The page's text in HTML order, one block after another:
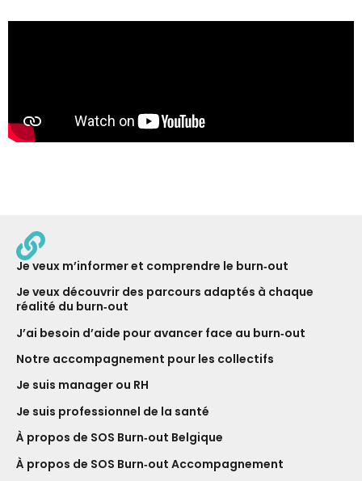
Je veux m’informer et comprendre le burn‑out
Je veux découvrir des parcours adaptés à chaque
réalité du burn‑out
J’ai besoin d’aide pour avancer face au burn‑out
Notre ac­com­pagne­ment pour les collectifs
Je suis manager ou RH
Je suis professionnel de la santé
À propos de SOS Burn‑out Belgique
À propos de SOS Burn‑out Accompagnement